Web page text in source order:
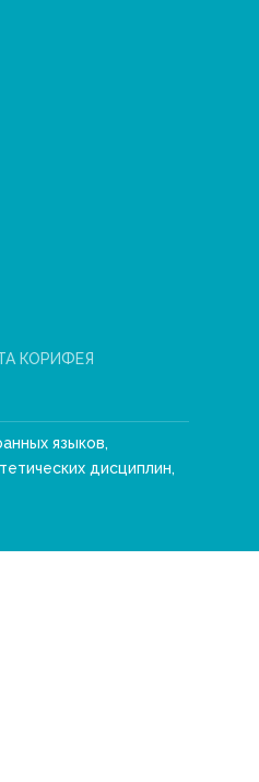
КОРИФЕЯ
языков,
дисциплин,